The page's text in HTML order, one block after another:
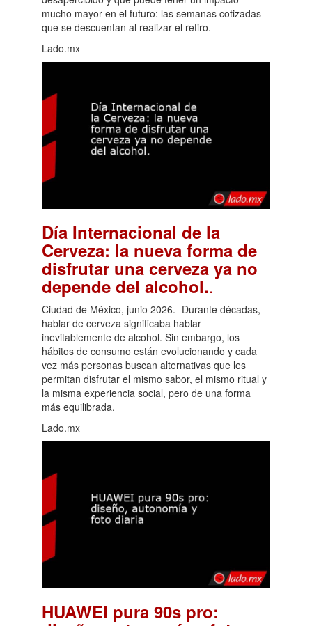
mucho mayor en el futuro: las semanas cotizadas
que se descuentan al realizar el retiro.
Lado.mx
Día Internacional de la
Cerveza: la nueva forma de
disfrutar una cerveza ya no
depende del alcohol..
Ciudad de México, junio 2026.- Durante décadas,
hablar de cerveza significaba hablar
inevitablemente de alcohol. Sin embargo, los
hábitos de consumo están evolucionando y cada
vez más personas buscan alternativas que les
permitan disfrutar el mismo sabor, el mismo ritual y
la misma experiencia social, pero de una forma
más equilibrada.
Lado.mx
HUAWEI pura 90s pro: